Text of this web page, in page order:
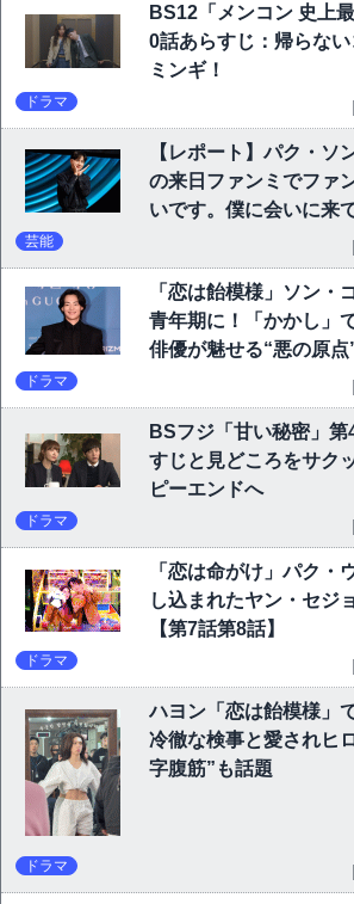
BS12「メンコン 史上
0話あらすじ：帰らな
ミンギ！
ドラマ
【レポート】パク・ソ
の来日ファンミでファ
いです。僕に会いに来
芸能
「恋は飴模様」ソン・
青年期に！「かかし」
俳優が魅せる“悪の原点
ドラマ
BSフジ「甘い秘密」
すじと見どころをサク
ピーエンドへ
ドラマ
「恋は命がけ」パク・
し込まれたヤン・セジ
【第7話第8話】
ドラマ
ハヨン「恋は飴模様」
冷徹な検事と愛されヒ
字腹筋”も話題
ドラマ